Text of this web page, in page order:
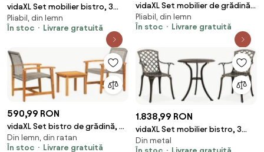
vidaXL Set mobilier bistro, 3
piese, textil antracit/lemn
masiv
Pliabil, din lemn
În stoc
Livrare gratuită
vidaXL Set mobilier de grădină,
5 piese, bambus
Pliabil, din lemn
În stoc
Livrare gratuită
590,99 RON
vidaXL Set bistro de grădină, 3
piese, gri, poliratan și lemn
acacia
Din lemn, din ratan
În stoc
Livrare gratuită
1.838,99 RON
vidaXL Set mobilier bistro, 3
piese, bronz, aluminiu turnat
Din metal